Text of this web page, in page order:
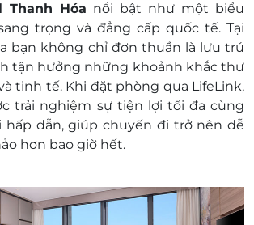
bữa sáng hàng ngày
phí nước uống mỗi ngày trong
phí sử dụng Gym, bể bợi và phòng
hợi
phí truy cập internet trong phòng
khu vực khác
đã bao gồm phí phục vụ và thuế
bao gồm:Chi phí cá nhân và các
khác
Thanh Hóa nổi bật như một biểu
trọng và đẳng cấp quốc tế. Tại
bạn không chỉ đơn thuần là lưu trú
tận hưởng những khoảnh khắc thư
tinh tế. Khi đặt phòng qua LifeLink,
trải nghiệm sự tiện lợi tối đa cùng
hấp dẫn, giúp chuyến đi trở nên dễ
hơn bao giờ hết.